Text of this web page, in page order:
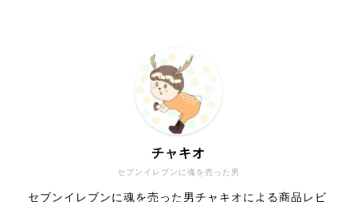
セブンイレブンに魂を売った男
チャキオ
セブンイレブンに魂を売った男チャキオによる商品レビ